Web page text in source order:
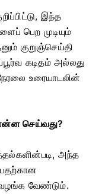
இந்த
பெற முடியும்
குறுஞ்செய்தி
கடிதம் அல்லது
உரையாடலின்
செய்வது?
அந்த
வழங்க வேண்டும்.